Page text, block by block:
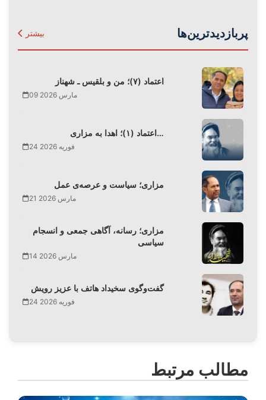
پربازدیدترین‌ها بیشتر
اعتماد (۷)؛ من و بلقیس ـ شهناز
09 مارس 2026
اعتماد (۱)؛ اهدا به مزاری…
24 فوریه 2026
مزاری؛ سیاست و عرصه‌ی عمل
21 مارس 2026
مزاری؛ رسانه، آگاهی جمعی و انسجام
سیاسی
14 مارس 2026
گفت‌وگوی سخیداد هاتف با عزیز رویش
24 فوریه 2026
مطالب مرتبط